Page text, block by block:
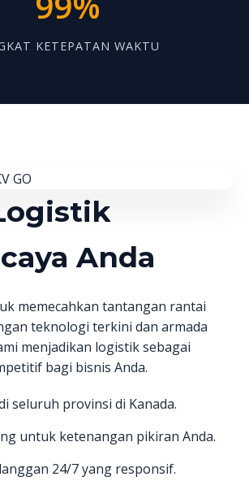
KETEPATAN WAKTU
Anda
memecahkan tantangan rantai
teknologi terkini dan armada
menjadikan logistik sebagai
bagi bisnis Anda.
seluruh provinsi di Kanada.
untuk ketenangan pikiran Anda.
24/7 yang responsif.